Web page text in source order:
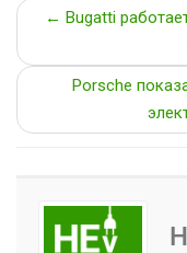
← Bugatti
Porsche